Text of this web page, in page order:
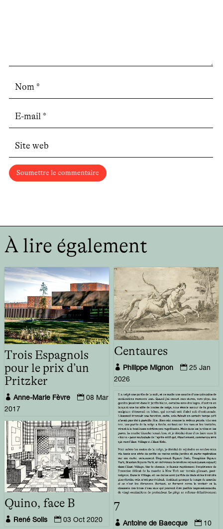
Soumettre le commentaire
À lire également
Trois Espagnols
pour le prix d’un
Pritzker
 Anne-Marie Fèvre  08 Mar
2017
Centaures
 Philippe Mignon  25 Jan
2026
7
 Antoine de Baecque  10
Quino, face B
 René Solis  03 Oct 2020